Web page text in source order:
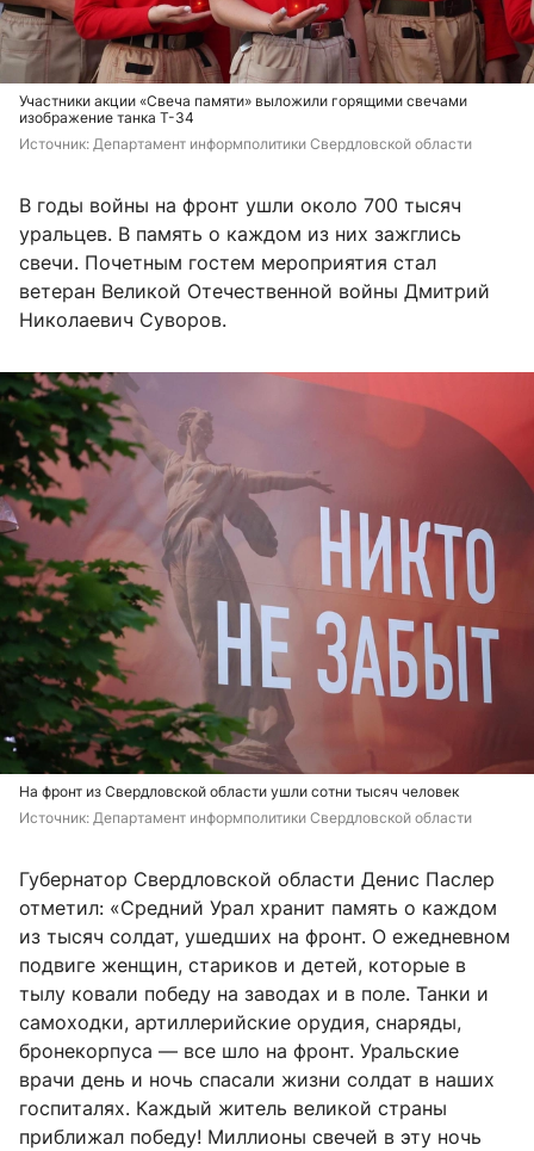
Участники акции «Свеча памяти» выложили горящими свечами
изображение танка Т-34
Источник: Департамент информполитики Свердловской области
В годы войны на фронт ушли около 700 тысяч
уральцев. В память о каждом из них зажглись
свечи. Почетным гостем мероприятия стал
ветеран Великой Отечественной войны Дмитрий
Николаевич Суворов.
На фронт из Свердловской области ушли сотни тысяч человек
Источник: Департамент информполитики Свердловской области
Губернатор Свердловской области Денис Паслер
отметил: «Средний Урал хранит память о каждом
из тысяч солдат, ушедших на фронт. О ежедневном
подвиге женщин, стариков и детей, которые в
тылу ковали победу на заводах и в поле. Танки и
самоходки, артиллерийские орудия, снаряды,
бронекорпуса — все шло на фронт. Уральские
врачи день и ночь спасали жизни солдат в наших
госпиталях. Каждый житель великой страны
приближал победу! Миллионы свечей в эту ночь